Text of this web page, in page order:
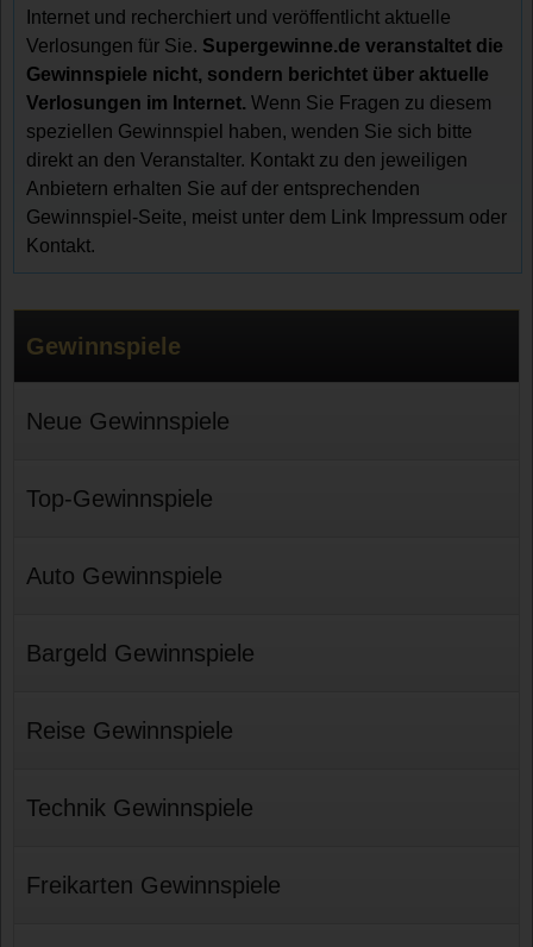
Internet und recherchiert und veröffentlicht aktuelle
Verlosungen für Sie. Supergewinne.de veranstaltet die
Gewinnspiele nicht, sondern berichtet über aktuelle
Verlosungen im Internet. Wenn Sie Fragen zu diesem
speziellen Gewinnspiel haben, wenden Sie sich bitte
direkt an den Veranstalter. Kontakt zu den jeweiligen
Anbietern erhalten Sie auf der entsprechenden
Gewinnspiel-Seite, meist unter dem Link Impressum oder
Kontakt.
Gewinnspiele
Neue Gewinnspiele
Top-Gewinnspiele
Auto Gewinnspiele
Bargeld Gewinnspiele
Reise Gewinnspiele
Technik Gewinnspiele
Freikarten Gewinnspiele